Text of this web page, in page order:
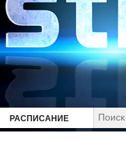
РАСПИСАНИЕ